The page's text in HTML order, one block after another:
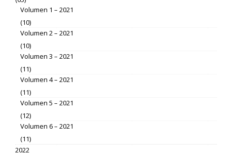
Volumen 1 – 2021
(10)
Volumen 2 – 2021
(10)
Volumen 3 – 2021
(11)
Volumen 4 – 2021
(11)
Volumen 5 – 2021
(12)
Volumen 6 – 2021
(11)
2022